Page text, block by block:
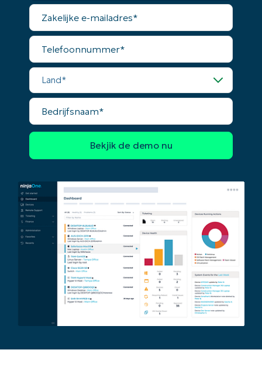
Zakelijke
mailadres*
Telefoonnummer*
Land*
Bedrijfsnaam*
Begin uw trial van 14 dagen
Geen creditcard nodig, volledige toegang tot